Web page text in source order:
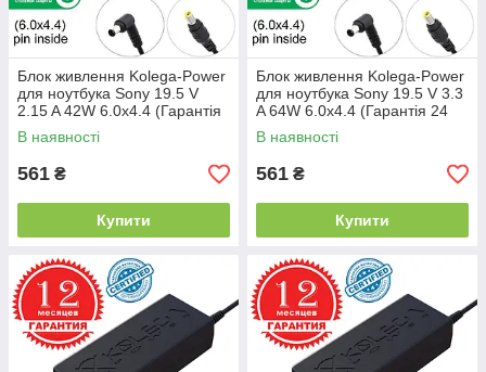
Блок живлення Kolega-Power
для ноутбука Sony 19.5 V
2.15 A 42W 6.0x4.4 (Гарантія
24 міс)
В наявності
561 ₴
Купити
Блок живлення Kolega-Power
для ноутбука Sony 19.5 V 3.3
A 64W 6.0x4.4 (Гарантія 24
міс)
В наявності
561 ₴
Купити